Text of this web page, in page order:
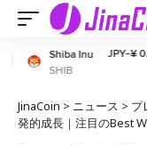
JPY-¥ 0.000745
-3.57%
JinaCoin > ニュース > プ
発的成長｜注目のBest